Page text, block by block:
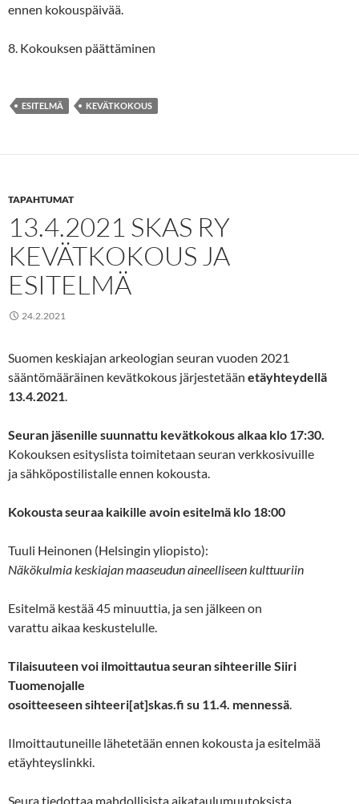
ennen kokouspäivää.
8. Kokouksen päättäminen
ESITELMÄ KEVÄTKOKOUS
TAPAHTUMAT
13.4.2021 SKAS RY
KEVÄTKOKOUS JA
ESITELMÄ
24.2.2021
Suomen keskiajan arkeologian seuran vuoden 2021
sääntömääräinen kevätkokous järjestetään etäyhteydellä
13.4.2021
Seuran jäsenille suunnattu kevätkokous alkaa klo 17:30.
Kokouksen esityslista toimitetaan seuran verkkosivuille
ja sähköpostilistalle ennen kokousta.
Kokousta seuraa kaikille avoin esitelmä klo 18:00
Tuuli Heinonen (Helsingin yliopisto):
Näkökulmia keskiajan maaseudun aineelliseen kulttuuriin
Esitelmä kestää 45 minuuttia, ja sen jälkeen on
varattu aikaa keskustelulle.
Tilaisuuteen voi ilmoittautua seuran sihteerille Siiri
Tuomenojalle
osoitteeseen sihteeri[at]skas.fi su 11.4. mennessä
Ilmoittautuneille lähetetään ennen kokousta ja esitelmää
etäyhteyslinkki.
Seura tiedottaa mahdollisista aikataulumuutoksista